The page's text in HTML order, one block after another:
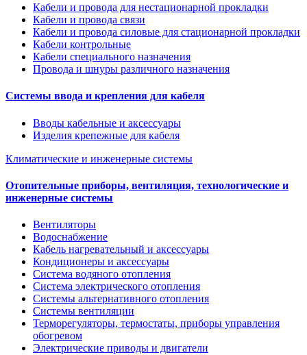
Кабели и провода для нестационарной прокладки
Кабели и провода связи
Кабели и провода силовые для стационарной прокладки
Кабели контрольные
Кабели специального назначения
Провода и шнуры различного назначения
Системы ввода и крепления для кабеля
Вводы кабельные и аксессуары
Изделия крепежные для кабеля
Климатические и инженерные системы
Отопительные приборы, вентиляция, технологические и
инженерные системы
Вентиляторы
Водоснабжение
Кабель нагревательный и аксессуары
Кондиционеры и аксессуары
Система водяного отопления
Система электрического отопления
Системы альтернативного отопления
Системы вентиляции
Терморегуляторы, термостаты, приборы управления
обогревом
Электрические приводы и двигатели